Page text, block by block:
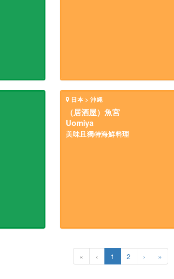
日本 > 沖繩
（居酒屋）魚宮
Uomiya
美味且獨特海鮮料理
« ‹ 1 2 › »